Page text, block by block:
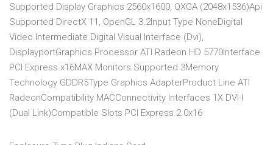
Supported Display Graphics 2560x1600, QXGA (2048x1536)Api
Supported DirectX 11, OpenGL 3.2Input Type NoneDigital
Video Intermediate Digital Visual Interface (Dvi),
DisplayportGraphics Processor ATI Radeon HD 5770Interface
PCI Express x16MAX Monitors Supported 3Memory
Technology GDDR5Type Graphics AdapterProduct Line ATI
RadeonCompatibility MACConnectivity Interfaces 1X DVI-I
(Dual Link)Compatible Slots PCI Express 2.0x16